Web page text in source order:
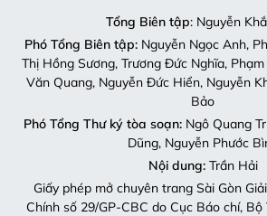
Tổng Biên tập: Nguyễn
Phó Tổng Biên tập:Nguyễn Ngọc Anh,
Thị Hồng Sương, Trương Đức Nghĩa,
Văn Quang, Nguyễn Đức Hiển, Nguyễn
Bảo
Phó Tổng Thư ký tòa soạn:Ngô Quang
Dũng, Nguyễn Phước
Nội dung:Trần Hải
Giấy phép mở chuyên trang Sài Gòn
Chính số 29/GP-CBC do Cục Báo chí,